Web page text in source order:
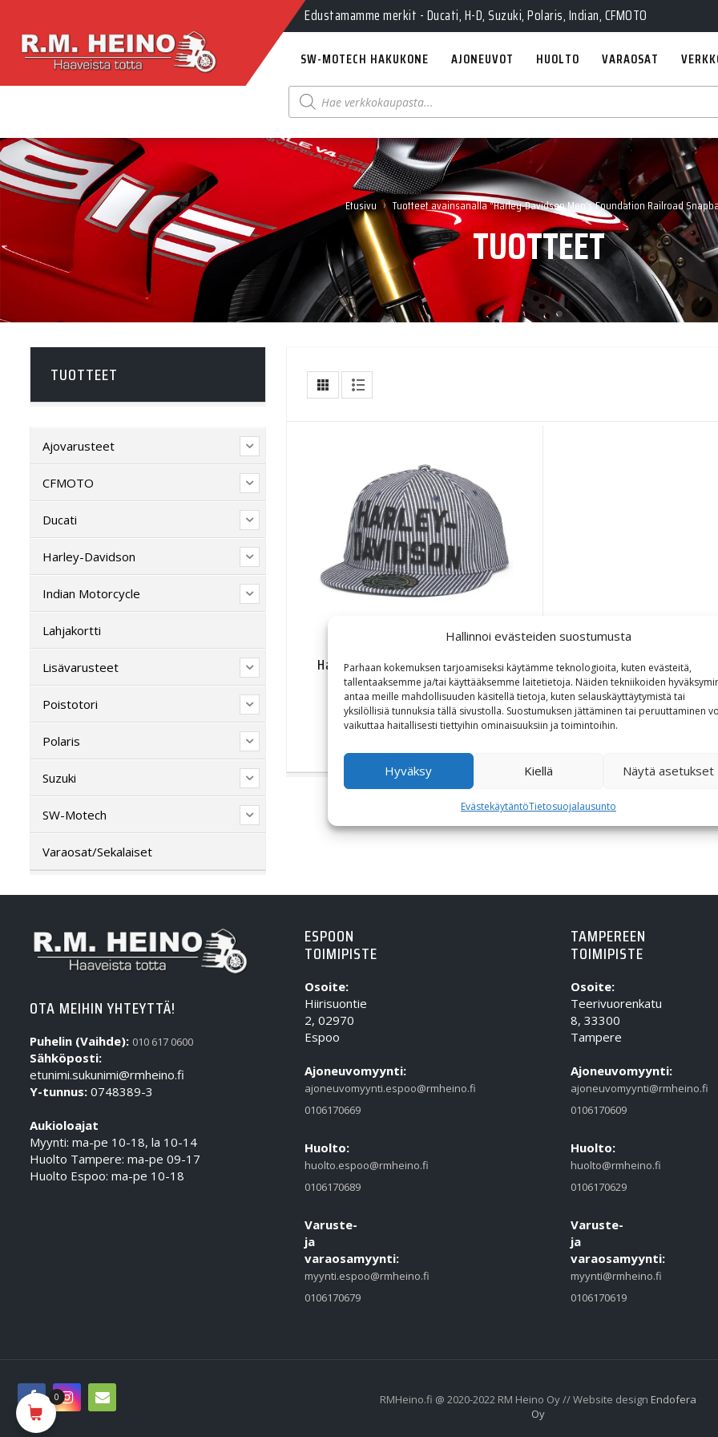
Hallinnoi evästeiden suostumusta
Parhaan kokemuksen tarjoamiseksi käytämme teknologioita, kuten evästeitä,
tallentaaksemme ja/tai käyttääksemme laitetietoja. Näiden tekniikoiden
antaa meille mahdollisuuden käsitellä tietoja, kuten selauskäyttäytymistä tai
yksilöllisiä tunnuksia tällä sivustolla. Suostumuksen jättäminen tai peruuttaminen
vaikuttaa haitallisesti tiettyihin ominaisuuksiin ja toimintoihin.
Hyväksy Kiellä Näytä asetukset
EvästekäytäntöTietosuojalausunto
Edustamamme merkit - Ducati, H-D, Suzuki, Polaris, Indian, CFMOTO
SW-MOTECH HAKUKONE AJONEUVOT HUOLTO VARAOSAT
Products
search
Etusivu › Tuotteet avainsanalla “Harley-Davidson Men's Foundation Railroad
TUOTTEET
Harley-Davidson Men’s Foundation
Railroad Snapback
55,09€
TUOTTEET
Ajovarusteet
CFMOTO
Ducati
Harley-Davidson
Indian Motorcycle
Lahjakortti
Lisävarusteet
Poistotori
Polaris
Suzuki
SW-Motech
Varaosat/Sekalaiset
OTA MEIHIN YHTEYTTÄ!
Puhelin (Vaihde): 010 617 0600
Sähköposti:
etunimi.sukunimi@rmheino.fi
Y-tunnus: 0748389-3
Aukioloajat
Myynti: ma-pe 10-18, la 10-14
Huolto Tampere: ma-pe 09-17
Huolto Espoo: ma-pe 10-18
ESPOON
TOIMIPISTE
Osoite:
Hiirisuontie
2, 02970
Espoo
Ajoneuvomyynti:
ajoneuvomyynti.espoo@rmheino.fi
0106170669
Huolto:
huolto.espoo@rmheino.fi
0106170689
Varuste-
ja
varaosamyynti:
myynti.espoo@rmheino.fi
0106170679
TAMPEREEN
TOIMIPISTE
Osoite:
Teerivuorenkatu
8, 33300
Tampere
Ajoneuvomyynti:
ajoneuvomyynti@rmheino.fi
0106170609
Huolto:
huolto@rmheino.fi
0106170629
Varuste-
ja
varaosamyynti:
myynti@rmheino.fi
0106170619
RMHeino.fi @ 2020-2022 RM Heino Oy // Website design Endofera
Oy
0